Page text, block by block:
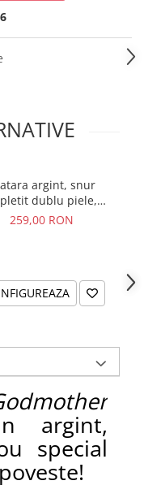
argint, snur
dublu piele,
nas - Blessed
259,00 RON
argint,
special